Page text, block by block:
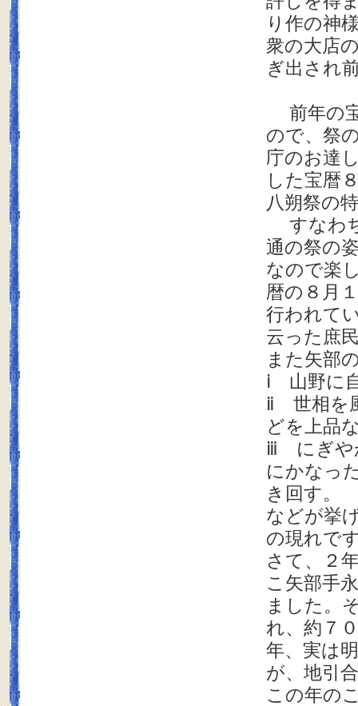
り作の神
衆の大店
ぎ出され
前年の
ので、祭
庁のお達
した宝暦
八朔祭の
すなわ
通の祭の
なので楽
暦の８月
行われて
云った庶
また矢部
ⅰ 山野に
ⅱ 世相を
どを上品
ⅲ にぎや
にかなっ
き回す。
などが挙
の現れで
さて、２
こ矢部手
ました。
れ、約７
年、実は
が、地引
この年の